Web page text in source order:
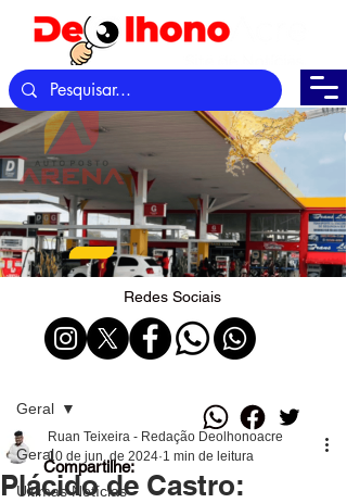
Redes Sociais
Geral
Últimas Notícias
Geral
Plácido de Castro:
Ruan Teixeira - Redação Deolhonoacre
10 de jun. de 2024 1 min de leitura
Compartilhe: